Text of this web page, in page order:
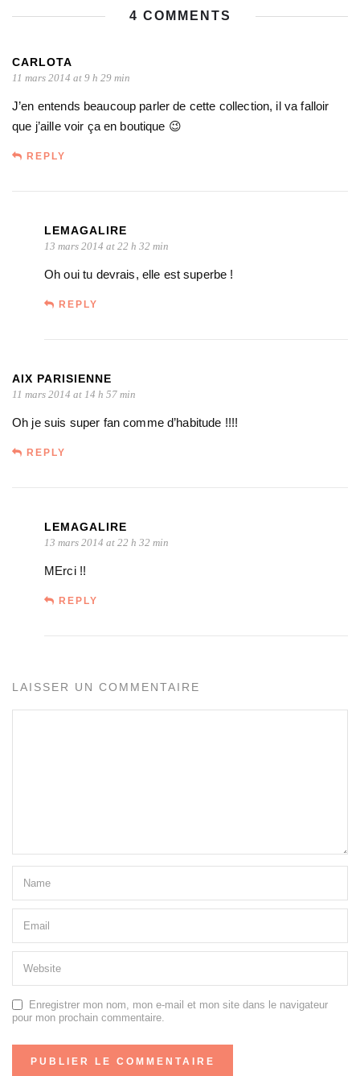
4 COMMENTS
CARLOTA
11 mars 2014 at 9 h 29 min
J’en entends beaucoup parler de cette collection, il va falloir
que j’aille voir ça en boutique 😉
REPLY
LEMAGALIRE
13 mars 2014 at 22 h 32 min
Oh oui tu devrais, elle est superbe !
REPLY
AIX PARISIENNE
11 mars 2014 at 14 h 57 min
Oh je suis super fan comme d’habitude !!!!
REPLY
LEMAGALIRE
13 mars 2014 at 22 h 32 min
MErci !!
REPLY
LAISSER UN COMMENTAIRE
Enregistrer mon nom, mon e-mail et mon site dans le navigateur
pour mon prochain commentaire.